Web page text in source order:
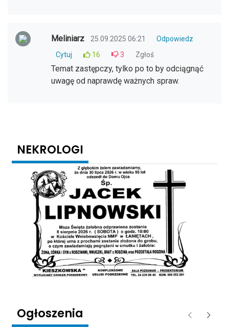
Meliniarz 25.09.2025 06:21
Odpowiedz
Cytuj
16 3 Zgłoś
Temat zastępczy, tylko po to by odciągnąć
uwagę od naprawdę ważnych spraw.
NEKROLOGI
Ogłoszenia Poprzednie